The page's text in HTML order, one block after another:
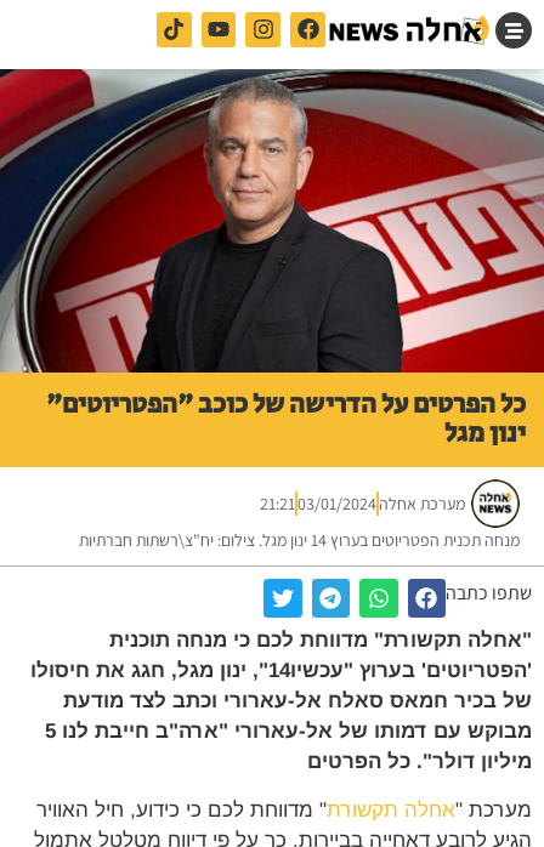
כל הפרטים על הדרישה של כוכב "הפטריוטים"
ינון מגל
מערכת אחלה03/01/2024
21:21
מנחה תכנית הפטריוטים בערוץ 14 ינון מגל. צילום: יח"צ\רשתות חברתיות
שתפו כתבה
"אחלה תקשורת" מדווחת לכם כי מנחה תוכנית
'הפטריוטים' בערוץ "עכשיו14", ינון מגל, חגג את חיסולו
של בכיר חמאס סאלח אל-עארורי וכתב לצד מודעת
מבוקש עם דמותו של אל-עארורי "ארה"ב חייבת לנו 5
מיליון דולר". כל הפרטים
מערכת "אחלה תקשורת" מדווחת לכם כי כידוע, חיל האוויר
הגיע לרובע דאחייה בביירות. כך על פי דיווח מטלטל אתמול